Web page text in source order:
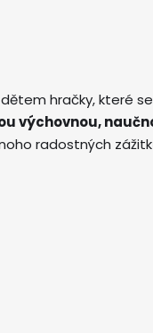
hračky, které
výchovnou,
radostných